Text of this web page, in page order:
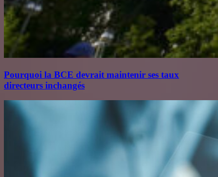
Pourquoi la BCE devrait maintenir ses taux
directeurs inchangés